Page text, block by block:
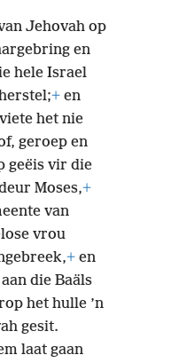
Jehovah op
en
hele Israel
+ en
het nie
geroep en
geëis vir die
Moses,+
van
vrou
+ en
die Baäls
het hulle ’n
gesit.
laat gaan